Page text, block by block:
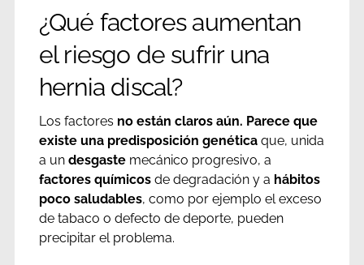
¿Qué factores aumentan
el riesgo de sufrir una
hernia discal?
Los factores no están claros aún. Parece que
existe una predisposición genética que, unida
a un desgaste mecánico progresivo, a
factores químicosde degradación y a hábitos
poco saludables, como por ejemplo el exceso
de tabaco o defecto de deporte, pueden
precipitar el problema.